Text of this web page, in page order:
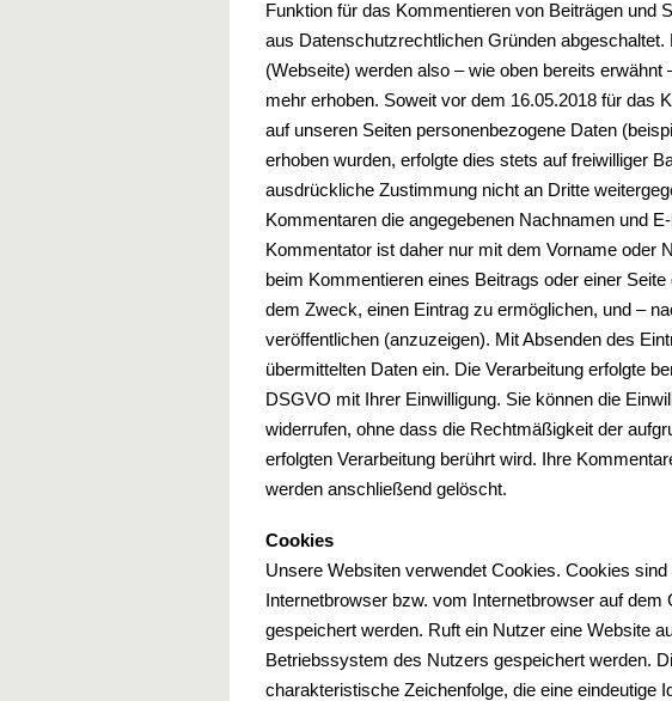
Funktion für das Kommentieren von Beiträgen und
aus Datenschutzrechtlichen Gründen
(Webseite) werden also – wie oben bereits
mehr erhoben. Soweit vor dem 16.05.2018 für das
auf unseren Seiten personenbezogene Daten
erhoben wurden, erfolgte dies stets auf freiwilliger
ausdrückliche Zustimmung nicht an Dritte
Kommentaren die angegebenen Nachnamen und
Kommentator ist daher nur mit dem Vorname oder
beim Kommentieren eines Beitrags oder einer
dem Zweck, einen Eintrag zu ermöglichen, und –
veröffentlichen (anzuzeigen). Mit Absenden des
übermittelten Daten ein. Die Verarbeitung erfolgte
DSGVO mit Ihrer Einwilligung. Sie können die
widerrufen, ohne dass die Rechtmäßigkeit der
erfolgten Verarbeitung berührt wird. Ihre
werden anschließend gelöscht.
Cookies
Unsere Websiten verwendet Cookies. Cookies sind
Internetbrowser bzw. vom Internetbrowser auf
gespeichert werden. Ruft ein Nutzer eine Website
Betriebssystem des Nutzers gespeichert werden.
charakteristische Zeichenfolge, die eine eindeutige